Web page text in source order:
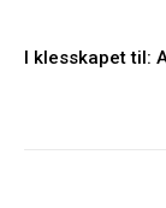
I klesskapet til: